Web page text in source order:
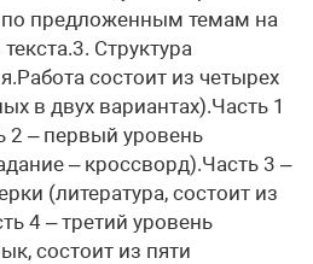
по предложенным темам на
Структура
состоит из четырех
в двух вариантах).Часть 1
2 – первый уровень
– кроссворд).Часть 3 –
(литература, состоит из
4 – третий уровень
состоит из пяти